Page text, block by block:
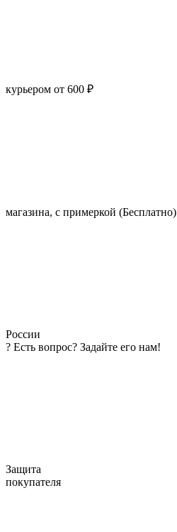
курьером от 600 ₽
магазина, с примеркой (Бесплатно)
России
? Есть вопрос? Задайте его нам!
Защита
покупателя